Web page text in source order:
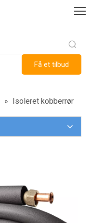
Få et tilbud
» Isoleret kobberrør